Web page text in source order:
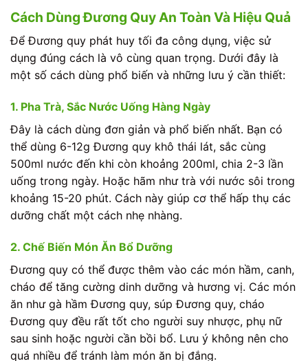
Cách Dùng Đương Quy An Toàn Và Hiệu Quả
Để Đương quy phát huy tối đa công dụng, việc sử
dụng đúng cách là vô cùng quan trọng. Dưới đây là
một số cách dùng phổ biến và những lưu ý cần thiết:
1. Pha Trà, Sắc Nước Uống Hàng Ngày
Đây là cách dùng đơn giản và phổ biến nhất. Bạn có
thể dùng 6-12g Đương quy khô thái lát, sắc cùng
500ml nước đến khi còn khoảng 200ml, chia 2-3 lần
uống trong ngày. Hoặc hãm như trà với nước sôi trong
khoảng 15-20 phút. Cách này giúp cơ thể hấp thụ các
dưỡng chất một cách nhẹ nhàng.
2. Chế Biến Món Ăn Bổ Dưỡng
Đương quy có thể được thêm vào các món hầm, canh,
cháo để tăng cường dinh dưỡng và hương vị. Các món
ăn như gà hầm Đương quy, súp Đương quy, cháo
Đương quy đều rất tốt cho người suy nhược, phụ nữ
sau sinh hoặc người cần bồi bổ. Lưu ý không nên cho
quá nhiều để tránh làm món ăn bị đắng.